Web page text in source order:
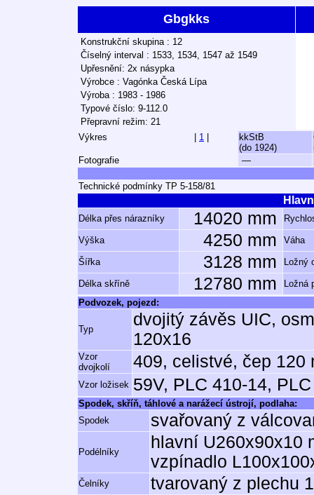
Gbgkks
Konstrukční skupina : 12
Číselný interval : 1533, 1534, 1547 až 1549
Upřesnění: 2x násypka
Výrobce : Vagónka Česká Lípa
Výroba : 1983 - 1986
Typové číslo: 9-112.0
Přepravní režim: 21
Výkres
1
kkStB
(do 1924)
Fotografie
—
Technické podmínky TP 5-158/81
Délka přes nárazníky 14020 mm
Výška 4250 mm Váha
Šířka 3128 mm Ložný
Délka skříně 12780 mm
Ložná
Podvozek, pojezd:
Typ
dvojitý závěs UIC,
120x16
Vzor
dvojkolí
409, celistvé, čep 120
Vzor ložisek 59V, PLC 410-14,
Spodek, skříň, táhlové a narážecí ústrojí, podlaha:
Spodek
svařovaný z
Podélníky
hlavní U260x90x10
vzpínadlo
Čelníky tvarovaný z plechu